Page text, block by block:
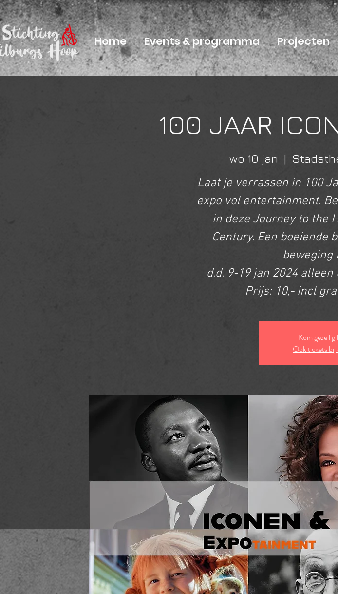
Home Events & programma Projecten
100 JAAR
wo 10 jan
  |
Laat je verrassen in 100
expo vol entertainment.
in deze Journey to the
Century. Een boeiende
beweging
d.d. 9-19 jan 2024
Kom gezellig
Ook tickets bij